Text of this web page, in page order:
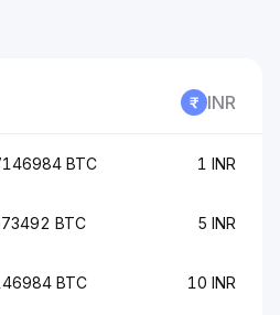
INR
BTC 1 INR
BTC 5 INR
BTC 10 INR